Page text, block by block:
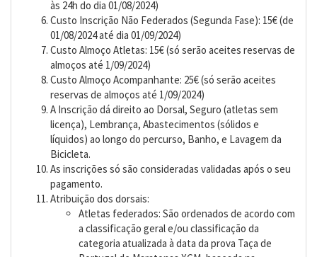
às 24h do dia 01/08/2024)
Custo Inscrição Não Federados (Segunda Fase): 15€ (de
01/08/2024 até dia 01/09/2024)
Custo Almoço Atletas: 15€ (só serão aceites reservas de
almoços até 1/09/2024)
Custo Almoço Acompanhante: 25€ (só serão aceites
reservas de almoços até 1/09/2024)
A Inscrição dá direito ao Dorsal, Seguro (atletas sem
licença), Lembrança, Abastecimentos (sólidos e
líquidos) ao longo do percurso, Banho, e Lavagem da
Bicicleta.
As inscrições só são consideradas validadas após o seu
pagamento.
Atribuição dos dorsais:
Atletas federados: São ordenados de acordo com
a classificação geral e/ou classificação da
categoria atualizada à data da prova Taça de